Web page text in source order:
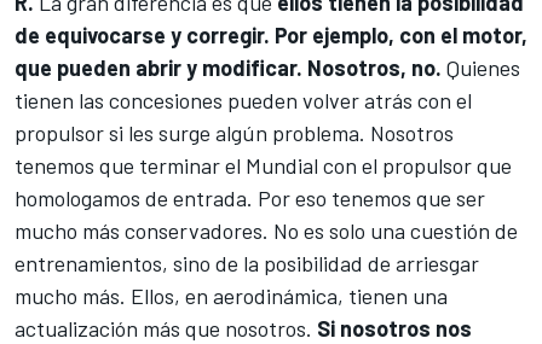
de equivocarse y corregir. Por ejemplo, con el motor,
que pueden abrir y modificar. Nosotros, no. Quienes
tienen las concesiones pueden volver atrás con el
propulsor si les surge algún problema. Nosotros
tenemos que terminar el Mundial con el propulsor que
homologamos de entrada. Por eso tenemos que ser
mucho más conservadores. No es solo una cuestión de
entrenamientos, sino de la posibilidad de arriesgar
mucho más. Ellos, en aerodinámica, tienen una
actualización más que nosotros. Si nosotros nos